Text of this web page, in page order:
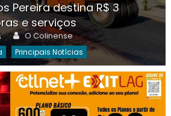
Pereira destina R$ 3
e serviços
Author
O Colinense
Principais Notícias